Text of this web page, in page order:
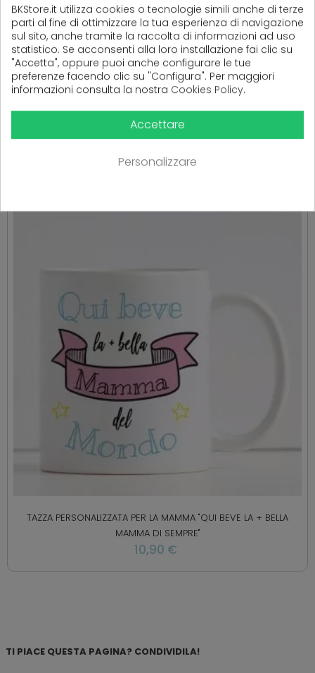
Ancora nessuna recensione da parte degli utenti.
PRODOTTI CORRELATI
( 16 altri prodotti nella stessa categoria )
TAZZA PERSONALIZZATA PER LA MAMMA "QUI BEVE LA + BELLA
MAMMA DI SEMPRE"
10,90 €
TI PIACE QUESTA PAGINA? CONDIVIDILA!
BKStore.it utilizza cookies o tecnologie simili anche di terze
parti al fine di ottimizzare la tua esperienza di navigazione
sul sito, anche tramite la raccolta di informazioni ad uso
statistico. Se acconsenti alla loro installazione fai clic su
"Accetta", oppure puoi anche configurare le tue
preferenze facendo clic su "Configura". Per maggiori
informazioni consulta la nostra Cookies Policy.
Accettare
Personalizzare